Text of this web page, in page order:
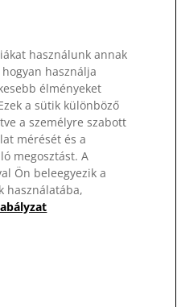
SZAKEMBEREK SZÁMÁRA
Minden jog fenntartva.
használunk annak
használja
élményeket
a sütik különböző
a személyre szabott
mérését és a
megosztást. A
Ön beleegyezik a
használatába,